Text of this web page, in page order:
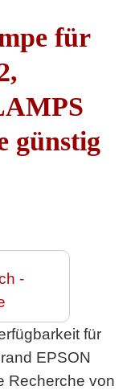
für
günstig
für
EPSON
Recherche von